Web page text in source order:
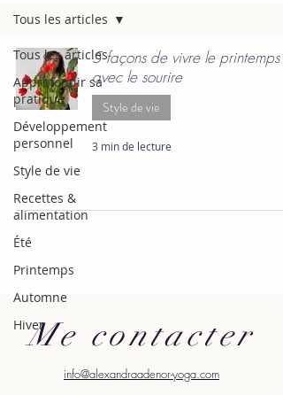
Tous les articles
Approfondir sa
pratique
Développement
personnel
Style de vie
Recettes &
alimentation
Été
Printemps
Automne
Hiver
Tous les articles
5 façons de vivre le printemps
avec le sourire
Style de vie
3 min de lecture
Me contacter
info@alexandraadenor-yoga.com